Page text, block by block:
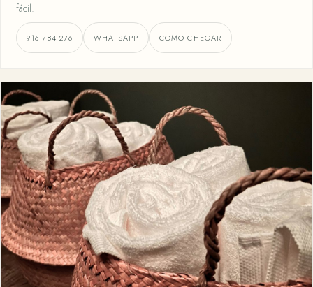
fácil.
916 784 276 WHATSAPP COMO CHEGAR